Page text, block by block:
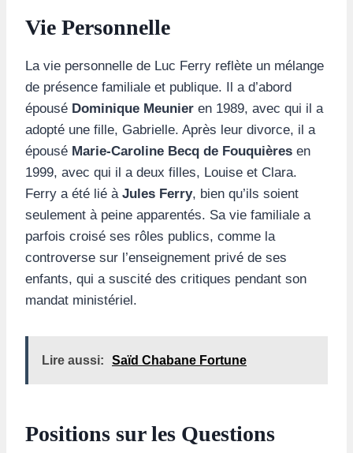
Vie Personnelle
La vie personnelle de Luc Ferry reflète un mélange
de présence familiale et publique. Il a d’abord
épousé Dominique Meunier en 1989, avec qui il a
adopté une fille, Gabrielle. Après leur divorce, il a
épousé Marie-Caroline Becq de Fouquières en
1999, avec qui il a deux filles, Louise et Clara.
Ferry a été lié à Jules Ferry, bien qu’ils soient
seulement à peine apparentés. Sa vie familiale a
parfois croisé ses rôles publics, comme la
controverse sur l’enseignement privé de ses
enfants, qui a suscité des critiques pendant son
mandat ministériel.
Lire aussi: Saïd Chabane Fortune
Positions sur les Questions